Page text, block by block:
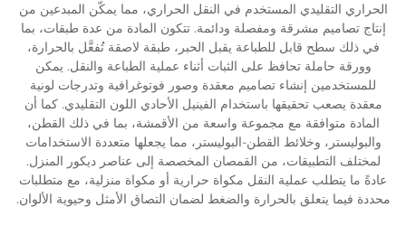
الحراري التقليدي المستخدم في النقل الحراري، مما يمكّن المبدعين من
إنتاج تصاميم مشرقة ومفصلة ودائمة. تتكون المادة من عدة طبقات، بما
في ذلك سطح قابل للطباعة يقبل الحبر، طبقة لاصقة تُفعَّل بالحرارة،
وورقة حاملة تحافظ على الثبات أثناء عملية الطباعة والنقل. يمكن
للمستخدمين إنشاء تصاميم معقدة وصور فوتوغرافية وتدرجات لونية
معقدة يصعب تحقيقها باستخدام الفينيل الأحادي اللون التقليدي. كما أن
المادة متوافقة مع مجموعة واسعة من الأقمشة، بما في ذلك القطن،
والبوليستر، وخلائط القطن-البوليستر، مما يجعلها متعددة الاستخدامات
لمختلف التطبيقات، من القمصان المخصصة إلى عناصر ديكور المنزل.
عادةً ما يتطلب عملية النقل مكواة حرارية أو مكواة منزلية، مع متطلبات
محددة فيما يتعلق بالحرارة والضغط لضمان التصاق الأمثل وحيوية الألوان.